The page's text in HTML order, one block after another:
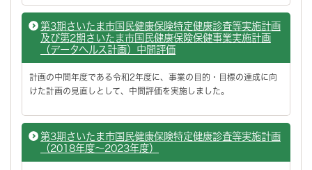
第3期さいたま市国民健康保険特定健康診査等実施計画
及び第2期さいたま市国民健康保険保健事業実施計画
（データヘルス計画）中間評価
計画の中間年度である令和2年度に、事業の目的・目標の達成に向
けた計画の見直しとして、中間評価を実施しました。
第3期さいたま市国民健康保険特定健康診査等実施計画
（2018年度～2023年度）